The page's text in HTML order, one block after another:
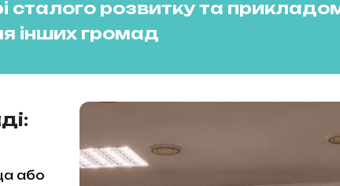
сталого розвитку та
інших громад
або